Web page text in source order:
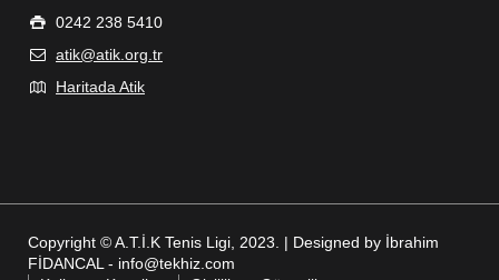
0242 238 5410
atik@atik.org.tr
Haritada Atik
Copyright © A.T.İ.K Tenis Ligi, 2023. | Designed by İbrahim
FİDANCAL - info@tekhiz.com